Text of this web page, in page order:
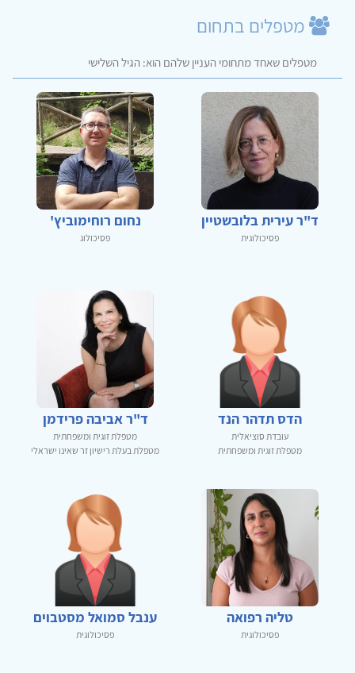
מטפלים בתחום
מטפלים שאחד מתחומי העניין שלהם הוא: הגיל השלישי
ד"ר עירית בלובשטיין
פסיכולוגית
נחום רוחימוביץ'
פסיכולוג
הדס תדהר הנד
עובדת סוציאלית
מטפלת זוגית ומשפחתית
ד"ר אביבה פרידמן
מטפלת זוגית ומשפחתית
מטפלת בעלת רישיון זר שאינו ישראלי
טליה רפואה
פסיכולוגית
ענבל סמואל מסטבוים
פסיכולוגית